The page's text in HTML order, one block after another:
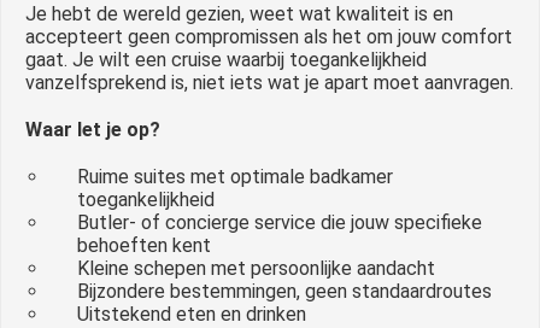
Je hebt de wereld gezien, weet wat kwaliteit is en
accepteert geen compromissen als het om jouw comfort
gaat. Je wilt een cruise waarbij toegankelijkheid
vanzelfsprekend is, niet iets wat je apart moet aanvragen.
Waar let je op?
Ruime suites met optimale badkamer
toegankelijkheid
Butler- of concierge service die jouw specifieke
behoeften kent
Kleine schepen met persoonlijke aandacht
Bijzondere bestemmingen, geen standaardroutes
Uitstekend eten en drinken